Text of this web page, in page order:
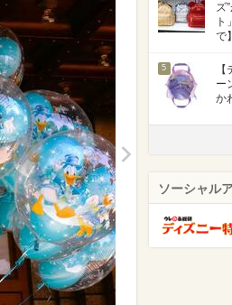
ズ
ト
で】
5
ー
か
ソーシャル